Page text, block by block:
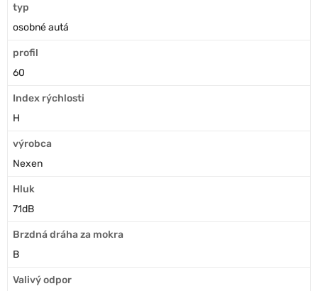
typ
osobné autá
profil
60
Index rýchlosti
H
výrobca
Nexen
Hluk
71dB
Brzdná dráha za mokra
B
Valivý odpor